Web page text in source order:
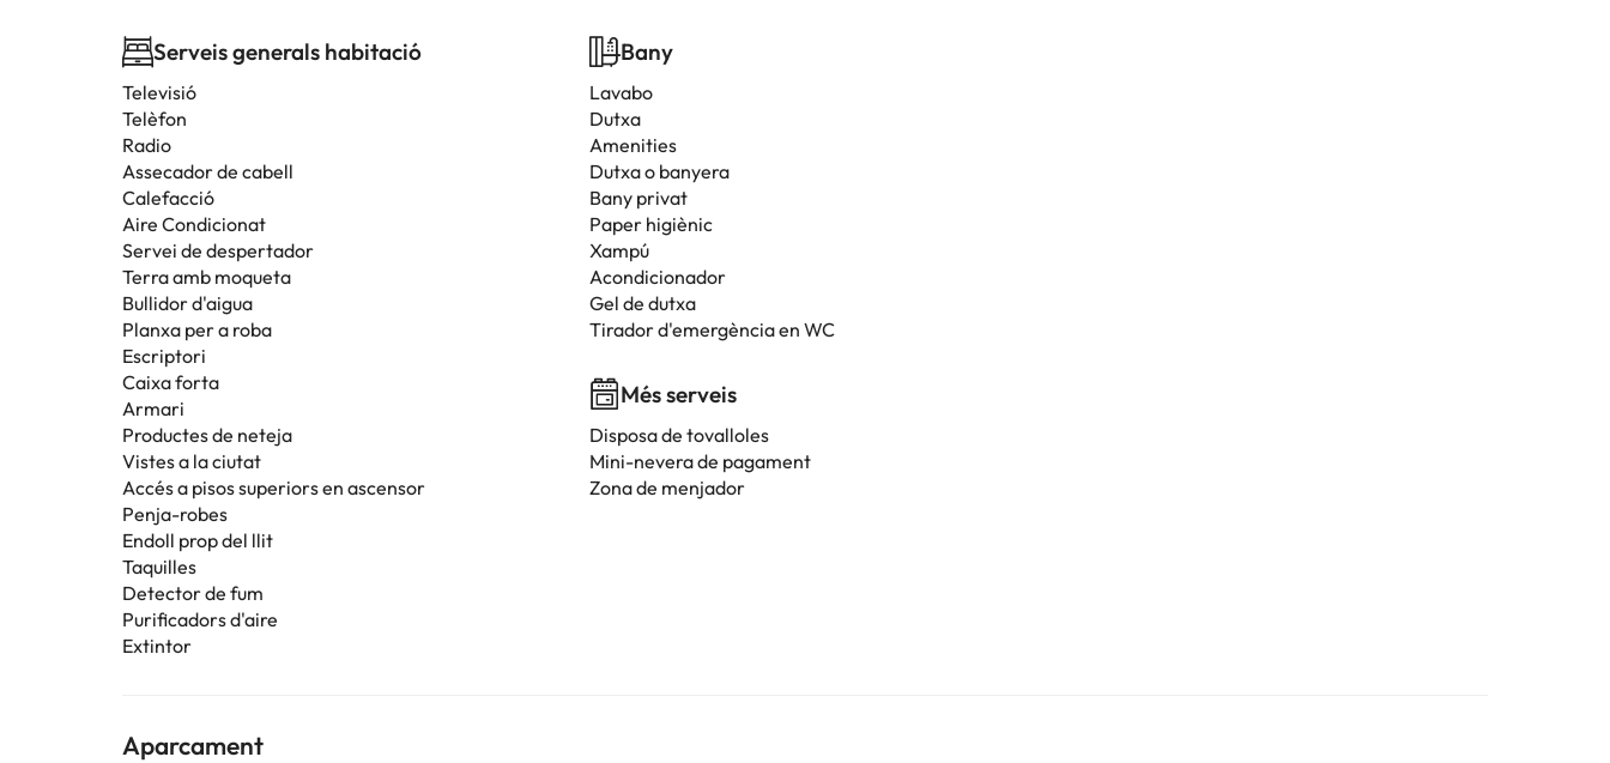
Serveis generals habitació
Televisió
Telèfon
Radio
Assecador de cabell
Calefacció
Aire Condicionat
Servei de despertador
Terra amb moqueta
Bullidor d'aigua
Planxa per a roba
Escriptori
Caixa forta
Armari
Productes de neteja
Vistes a la ciutat
Accés a pisos superiors en ascensor
Penja-robes
Endoll prop del llit
Taquilles
Detector de fum
Purificadors d'aire
Extintor
Bany
Lavabo
Dutxa
Amenities
Dutxa o banyera
Bany privat
Paper higiènic
Xampú
Acondicionador
Gel de dutxa
Tirador d'emergència en WC
Més serveis
Disposa de tovalloles
Mini-nevera de pagament
Zona de menjador
Aparcament